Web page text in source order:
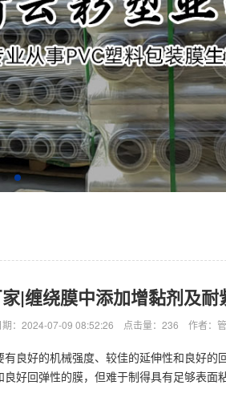
|缠绕膜中添加增黏剂及耐
期：2024-07-09 08:52:26 点击量：236 作者：
良好的机械强度、较佳的延伸性和良好的
好回弹性的膜，但难于制得具有足够表